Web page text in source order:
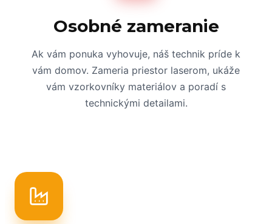
Osobné zameranie
Ak vám ponuka vyhovuje, náš technik príde k
vám domov. Zameria priestor laserom, ukáže
vám vzorkovníky materiálov a poradí s
technickými detailami.